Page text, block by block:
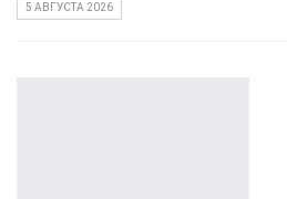
5 АВГУСТА 2026